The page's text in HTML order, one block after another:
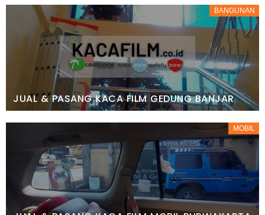
BANGUNAN
JUAL & PASANG KACA FILM GEDUNG BANJAR
MOBIL